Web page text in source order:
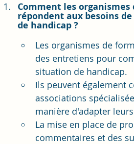
Comment les
répondent aux besoins
de handicap ?
Les organismes de
des entretiens pour
situation de handicap.
Ils peuvent également
associations
manière d'adapter
La mise en place de
commentaires et des